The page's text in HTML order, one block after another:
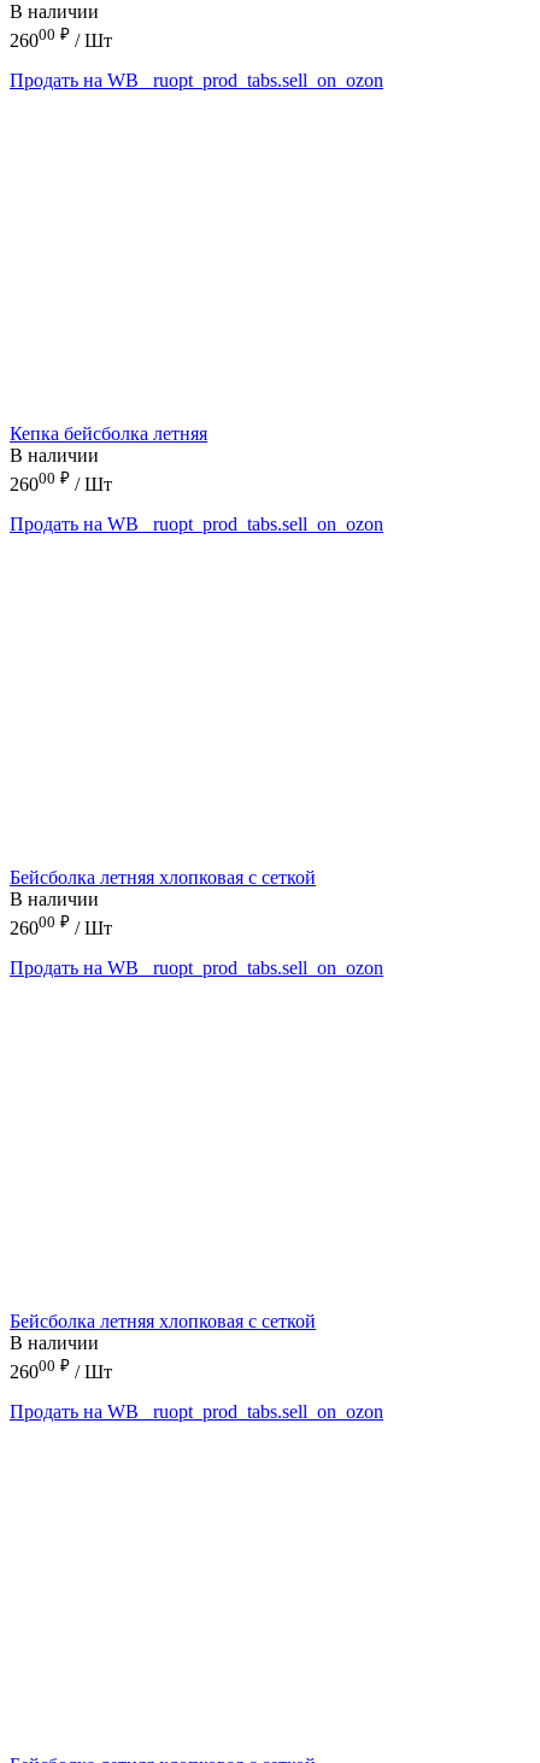
В наличии
26000 ₽ / Шт
Продать на WB
_ruopt_prod_tabs.sell_on_ozon
Кепка бейсболка летняя
В наличии
26000 ₽ / Шт
Продать на WB
_ruopt_prod_tabs.sell_on_ozon
Бейсболка летняя хлопковая с сеткой
В наличии
26000 ₽ / Шт
Продать на WB
_ruopt_prod_tabs.sell_on_ozon
Бейсболка летняя хлопковая с сеткой
В наличии
26000 ₽ / Шт
Продать на WB
_ruopt_prod_tabs.sell_on_ozon